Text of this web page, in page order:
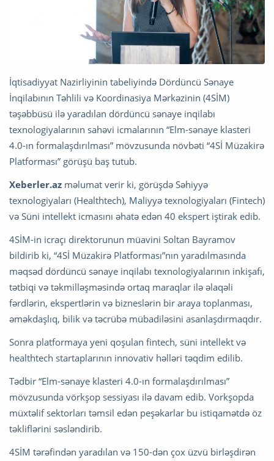
İqtisadiyyat Nazirliyinin tabeliyində Dördüncü Sənaye
İnqilabının Təhlili və Koordinasiya Mərkəzinin (4SİM)
təşəbbüsü ilə yaradılan dördüncü sənaye inqilabı
texnologiyalarının sahəvi icmalarının “Elm-sənaye klasteri
4.0-ın formalaşdırılması” mövzusunda növbəti “4Sİ Müzakirə
Platforması” görüşü baş tutub.
Xeberler.az məlumat verir ki, görüşdə Səhiyyə
texnologiyaları (Healthtech), Maliyyə texnologiyaları (Fintech)
və Süni intellekt icmasını əhatə edən 40 ekspert iştirak edib.
4SİM-in icraçı direktorunun müavini Soltan Bayramov
bildirib ki, “4Sİ Müzakirə Platforması”nın yaradılmasında
məqsəd dördüncü sənaye inqilabı texnologiyalarının inkişafı,
tətbiqi və təkmilləşməsində ortaq maraqlar ilə əlaqəli
fərdlərin, ekspertlərin və bizneslərin bir araya toplanması,
əməkdaşlıq, bilik və təcrübə mübadiləsini asanlaşdırmaqdır.
Sonra platformaya yeni qoşulan fintech, süni intellekt və
healthtech startaplarının innovativ həlləri təqdim edilib.
Tədbir “Elm-sənaye klasteri 4.0-ın formalaşdırılması”
mövzusunda vörkşop sessiyası ilə davam edib. Vorkşopda
müxtəlif sektorları təmsil edən peşəkarlar bu istiqamətdə öz
təkliflərini səsləndirib.
4SİM tərəfindən yaradılan və 150-dən çox üzvü birləşdirən